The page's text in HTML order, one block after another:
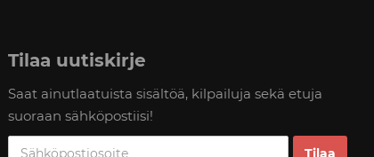
Tilaa uutiskirje
Saat ainutlaatuista sisältöä, kilpailuja sekä etuja
suoraan sähköpostiisi!